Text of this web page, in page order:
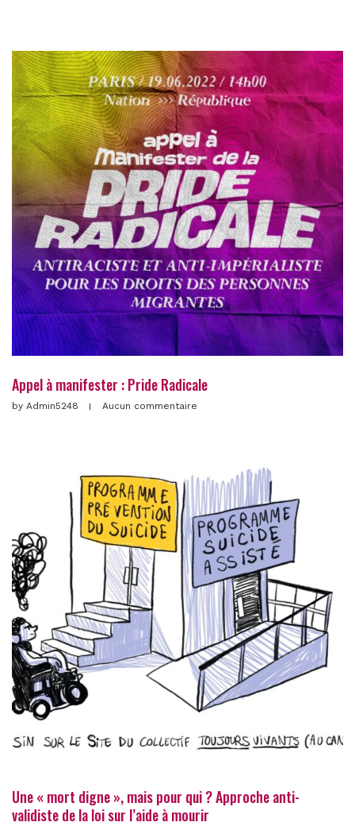
Appel à manifester : Pride Radicale
by Admin5248 Aucun commentaire
Une « mort digne », mais pour qui ? Approche anti-
validiste de la loi sur l’aide à mourir